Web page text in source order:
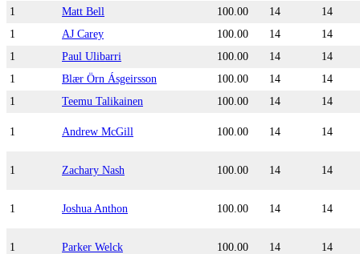
1
Matt Bell 100.00 14
14
1
AJ Carey 100.00 14
14
1
Paul Ulibarri 100.00 14
14
1
Blær Örn Ásgeirsson 100.00 14
14
1
Teemu Talikainen 100.00 14 14
1 Andrew McGill 100.00 14 14
1 Zachary Nash 100.00 14 14
1 Joshua Anthon 100.00 14 14
1 Parker Welck 100.00 14 14